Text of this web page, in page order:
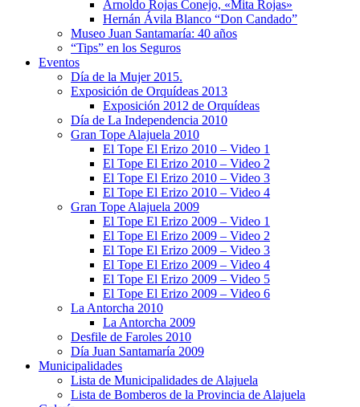
Arnoldo Rojas Conejo, «Mita Rojas»
Hernán Ávila Blanco “Don Candado”
Museo Juan Santamaría: 40 años
“Tips” en los Seguros
Eventos
Día de la Mujer 2015.
Exposición de Orquídeas 2013
Exposición 2012 de Orquídeas
Día de La Independencia 2010
Gran Tope Alajuela 2010
El Tope El Erizo 2010 – Video 1
El Tope El Erizo 2010 – Video 2
El Tope El Erizo 2010 – Video 3
El Tope El Erizo 2010 – Video 4
Gran Tope Alajuela 2009
El Tope El Erizo 2009 – Video 1
El Tope El Erizo 2009 – Video 2
El Tope El Erizo 2009 – Video 3
El Tope El Erizo 2009 – Video 4
El Tope El Erizo 2009 – Video 5
El Tope El Erizo 2009 – Video 6
La Antorcha 2010
La Antorcha 2009
Desfile de Faroles 2010
Día Juan Santamaría 2009
Municipalidades
Lista de Municipalidades de Alajuela
Lista de Bomberos de la Provincia de Alajuela